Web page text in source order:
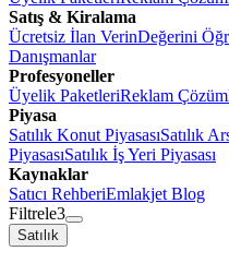
Satış & Kiralama
Ücretsiz İlan VerinDeğerini
Danışmanlar
Profesyoneller
Üyelik PaketleriReklam
Piyasa
Satılık Konut PiyasasıSatılık
PiyasasıSatılık İş Yeri Piyasası
Kaynaklar
Satıcı RehberiEmlakjet Blog
Filtrele3
Satılık